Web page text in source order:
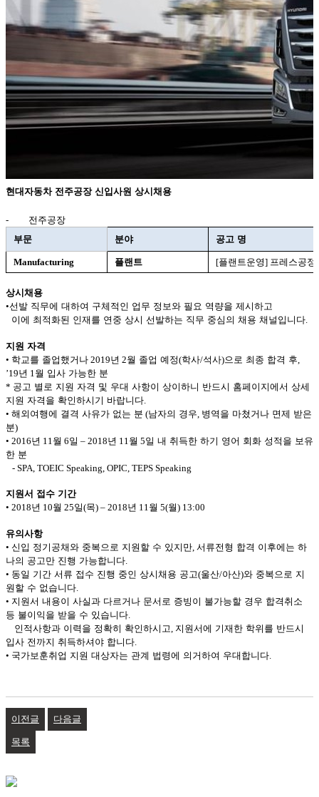
현대자동차 전주공장 신입사원 상시채용
-
전주공장
부문
분야 공고 명
Manufacturing 플랜트 [플랜트운영] 프레스공정
상시채용
•선발 직무에 대하여 구체적인 업무 정보와 필요 역량을 제시하고
이에 최적화된 인재를 연중 상시 선발하는 직무 중심의 채용 채널입니다.
지원 자격
• 학교를 졸업했거나 2019년 2월 졸업 예정(학사/석사)으로 최종 합격 후,
’19년 1월 입사 가능한 분
* 공고 별로 지원 자격 및 우대 사항이 상이하니 반드시 홈페이지에서 상세
지원 자격을 확인하시기 바랍니다.
• 해외여행에 결격 사유가 없는 분 (남자의 경우, 병역을 마쳤거나 면제 받은
분)
• 2016년 11월 6일 – 2018년 11월 5일 내 취득한 하기 영어 회화 성적을 보유
한 분
- SPA, TOEIC Speaking, OPIC, TEPS Speaking
지원서 접수 기간
• 2018년 10월 25일(목) – 2018년 11월 5(월) 13:00
유의사항
• 신입 정기공채와 중복으로 지원할 수 있지만, 서류전형 합격 이후에는 하
나의 공고만 진행 가능합니다.
• 동일 기간 서류 접수 진행 중인 상시채용 공고(울산/아산)와 중복으로 지
원할 수 없습니다.
• 지원서 내용이 사실과 다르거나 문서로 증빙이 불가능할 경우 합격취소
등 불이익을 받을 수 있습니다.
인적사항과 이력을 정확히 확인하시고, 지원서에 기재한 학위를 반드시
입사 전까지 취득하셔야 합니다.
• 국가보훈취업 지원 대상자는 관계 법령에 의거하여 우대합니다.
이전글 다음글
목록